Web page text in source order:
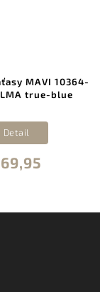
MAVI 10364-
true-blue
Detail